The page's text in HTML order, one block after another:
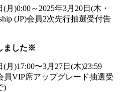
月)0:00～2025年3月20日(木・
(JP)会員2次先行抽選受付告
ました※
(月)17:00〜3月27日(木)23:59
員VIP席アップグレード抽選受
)